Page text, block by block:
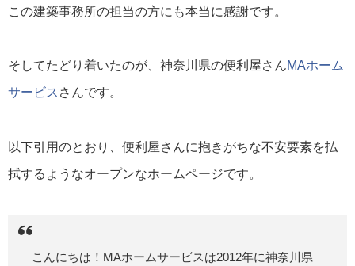
この建築事務所の担当の方にも本当に感謝です。
そしてたどり着いたのが、神奈川県の便利屋さんMAホーム
サービス さんです。
以下引用のとおり、便利屋さんに抱きがちな不安要素を払
拭するようなオープンなホームページです。
こんにちは！MAホームサービスは2012年に神奈川県